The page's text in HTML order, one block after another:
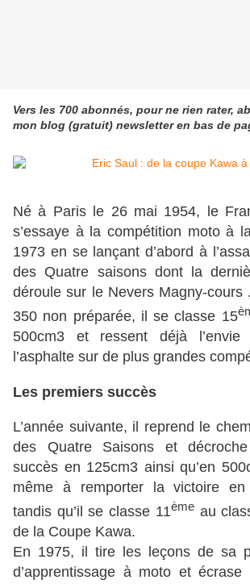
Vers les 700 abonnés, pour ne rien rater,
mon blog (gratuit) newsletter en bas de
Né à Paris le 26 mai 1954, le
s’essaye à la compétition moto à
1973 en se lançant d’abord à
des Quatre saisons dont la
déroule sur le Nevers Magny-cours
350 non préparée, il se classe 15
500cm3 et ressent déjà l’envie
l’asphalte sur de plus grandes
Les premiers succès
L’année suivante, il reprend le
des Quatre Saisons et
succès en 125cm3 ainsi qu’en
même à remporter la victoire en
tandis qu’il se classe 11èmeau
de la Coupe Kawa.
En 1975, il tire les leçons de sa
d’apprentissage à moto et écrase